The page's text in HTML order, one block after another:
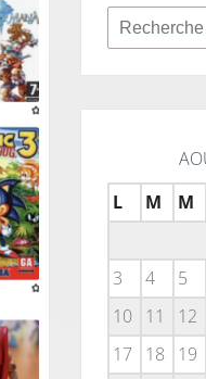
Rechercher :
L
M M
3
4 5
10
11 12
17
18 19